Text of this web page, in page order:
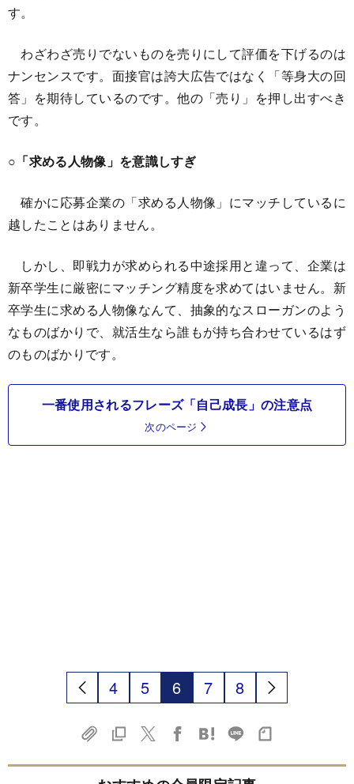
す。
わざわざ売りでないものを売りにして評価を下げるのは
ナンセンスです。面接官は誇大広告ではなく「等身大の回
答」を期待しているのです。他の「売り」を押し出すべき
です。
○「求める人物像」を意識しすぎ
確かに応募企業の「求める人物像」にマッチしているに
越したことはありません。
しかし、即戦力が求められる中途採用と違って、企業は
新卒学生に厳密にマッチング精度を求めてはいません。新
卒学生に求める人物像なんて、抽象的なスローガンのよう
なものばかりで、就活生なら誰もが持ち合わせているはず
のものばかりです。
一番使用されるフレーズ「自己成長」の注意点
次のページ
4 5 6 7 8